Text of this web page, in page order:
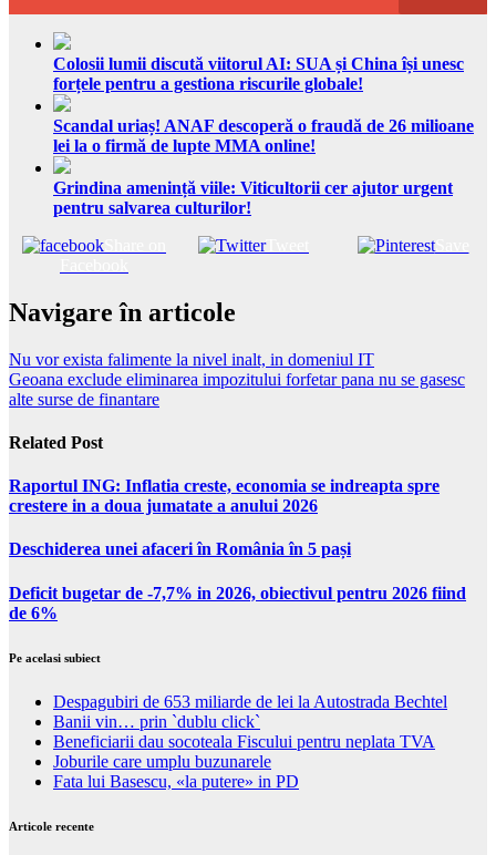
Colosii lumii discută viitorul AI: SUA și China își unesc
forțele pentru a gestiona riscurile globale!
Scandal uriaș! ANAF descoperă o fraudă de 26 milioane
lei la o firmă de lupte MMA online!
Grindina amenință viile: Viticultorii cer ajutor urgent
pentru salvarea culturilor!
Tweet Save
Navigare în articole
Nu vor exista falimente la nivel inalt, in domeniul IT
Geoana exclude eliminarea impozitului forfetar pana nu se gasesc
alte surse de finantare
Related Post
Raportul ING: Inflatia creste, economia se indreapta spre
crestere in a doua jumatate a anului 2026
Deschiderea unei afaceri în România în 5 pași
Deficit bugetar de -7,7% in 2026, obiectivul pentru 2026 fiind
de 6%
Pe acelasi subiect
Despagubiri de 653 miliarde de lei la Autostrada Bechtel
Banii vin… prin `dublu click`
Beneficiarii dau socoteala Fiscului pentru neplata TVA
Joburile care umplu buzunarele
Fata lui Basescu, «la putere» in PD
Articole recente